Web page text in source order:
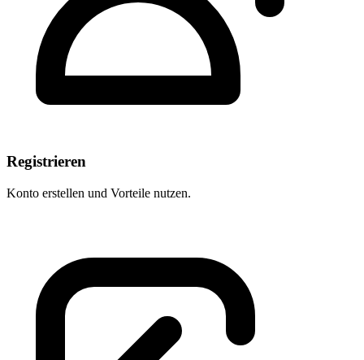
Registrieren
Konto erstellen und Vorteile nutzen.